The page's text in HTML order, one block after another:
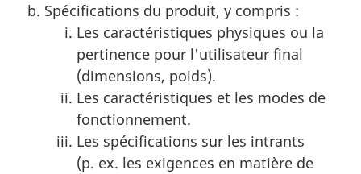
Spécifications du produit, y compris :
Les caractéristiques physiques ou la
pertinence pour l'utilisateur final
(dimensions, poids).
Les caractéristiques et les modes de
fonctionnement.
Les spécifications sur les intrants
(p. ex. les exigences en matière de